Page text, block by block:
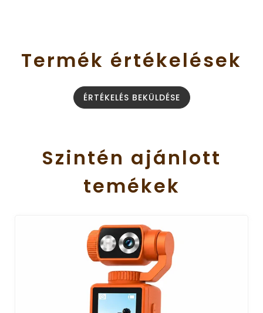
Termék értékelések
ÉRTÉKELÉS BEKÜLDÉSE
Szintén ajánlott
temékek